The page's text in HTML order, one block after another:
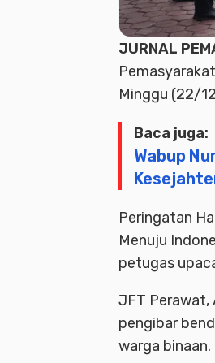
JURNAL
Minggu (22/
Baca juga:
Wabup
Peringatan
Menuju
petugas
JFT Perawat,
pengibar
warga binaan.